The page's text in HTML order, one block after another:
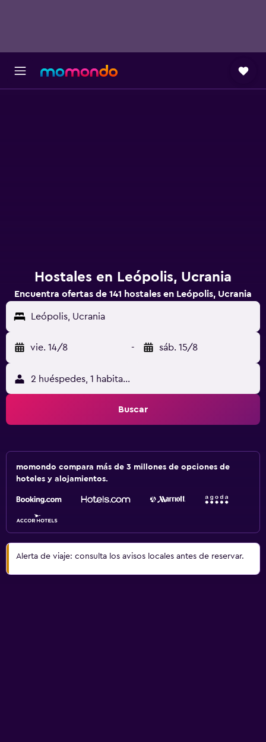
Hostales en Leópolis, Ucrania
Encuentra ofertas de 141 hostales en Leópolis, Ucrania
Leópolis, Ucrania
vie. 14/8 - sáb. 15/8
2 huéspedes, 1 habitación
Buscar
momondo compara más de 3 millones de opciones de
hoteles y alojamientos.
Alerta de viaje: consulta los avisos locales antes de reservar.